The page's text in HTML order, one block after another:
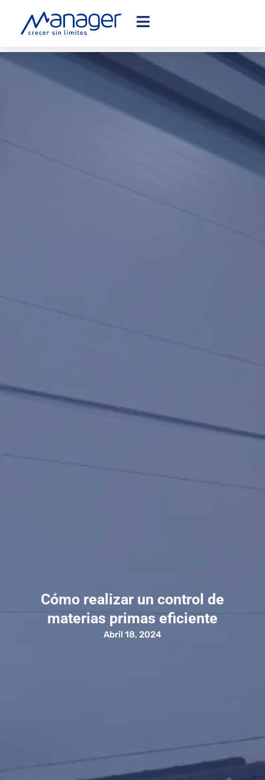
Cómo realizar un control de
materias primas eficiente
Abril 18, 2024